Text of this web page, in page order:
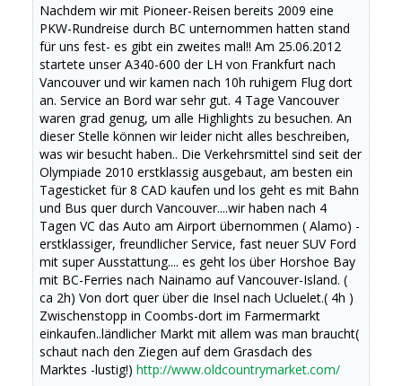
Nachdem wir mit Pioneer-Reisen bereits 2009 eine
PKW-Rundreise durch BC unternommen hatten stand
für uns fest- es gibt ein zweites mal!! Am 25.06.2012
startete unser A340-600 der LH von Frankfurt nach
Vancouver und wir kamen nach 10h ruhigem Flug dort
an. Service an Bord war sehr gut. 4 Tage Vancouver
waren grad genug, um alle Highlights zu besuchen. An
dieser Stelle können wir leider nicht alles beschreiben,
was wir besucht haben.. Die Verkehrsmittel sind seit der
Olympiade 2010 erstklassig ausgebaut, am besten ein
Tagesticket für 8 CAD kaufen und los geht es mit Bahn
und Bus quer durch Vancouver....wir haben nach 4
Tagen VC das Auto am Airport übernommen ( Alamo) -
erstklassiger, freundlicher Service, fast neuer SUV Ford
mit super Ausstattung.... es geht los über Horshoe Bay
mit BC-Ferries nach Nainamo auf Vancouver-Island. (
ca 2h) Von dort quer über die Insel nach Ucluelet.( 4h )
Zwischenstopp in Coombs-dort im Farmermarkt
einkaufen..ländlicher Markt mit allem was man braucht(
schaut nach den Ziegen auf dem Grasdach des
Marktes -lustig!)http://www.oldcountrymarket.com/